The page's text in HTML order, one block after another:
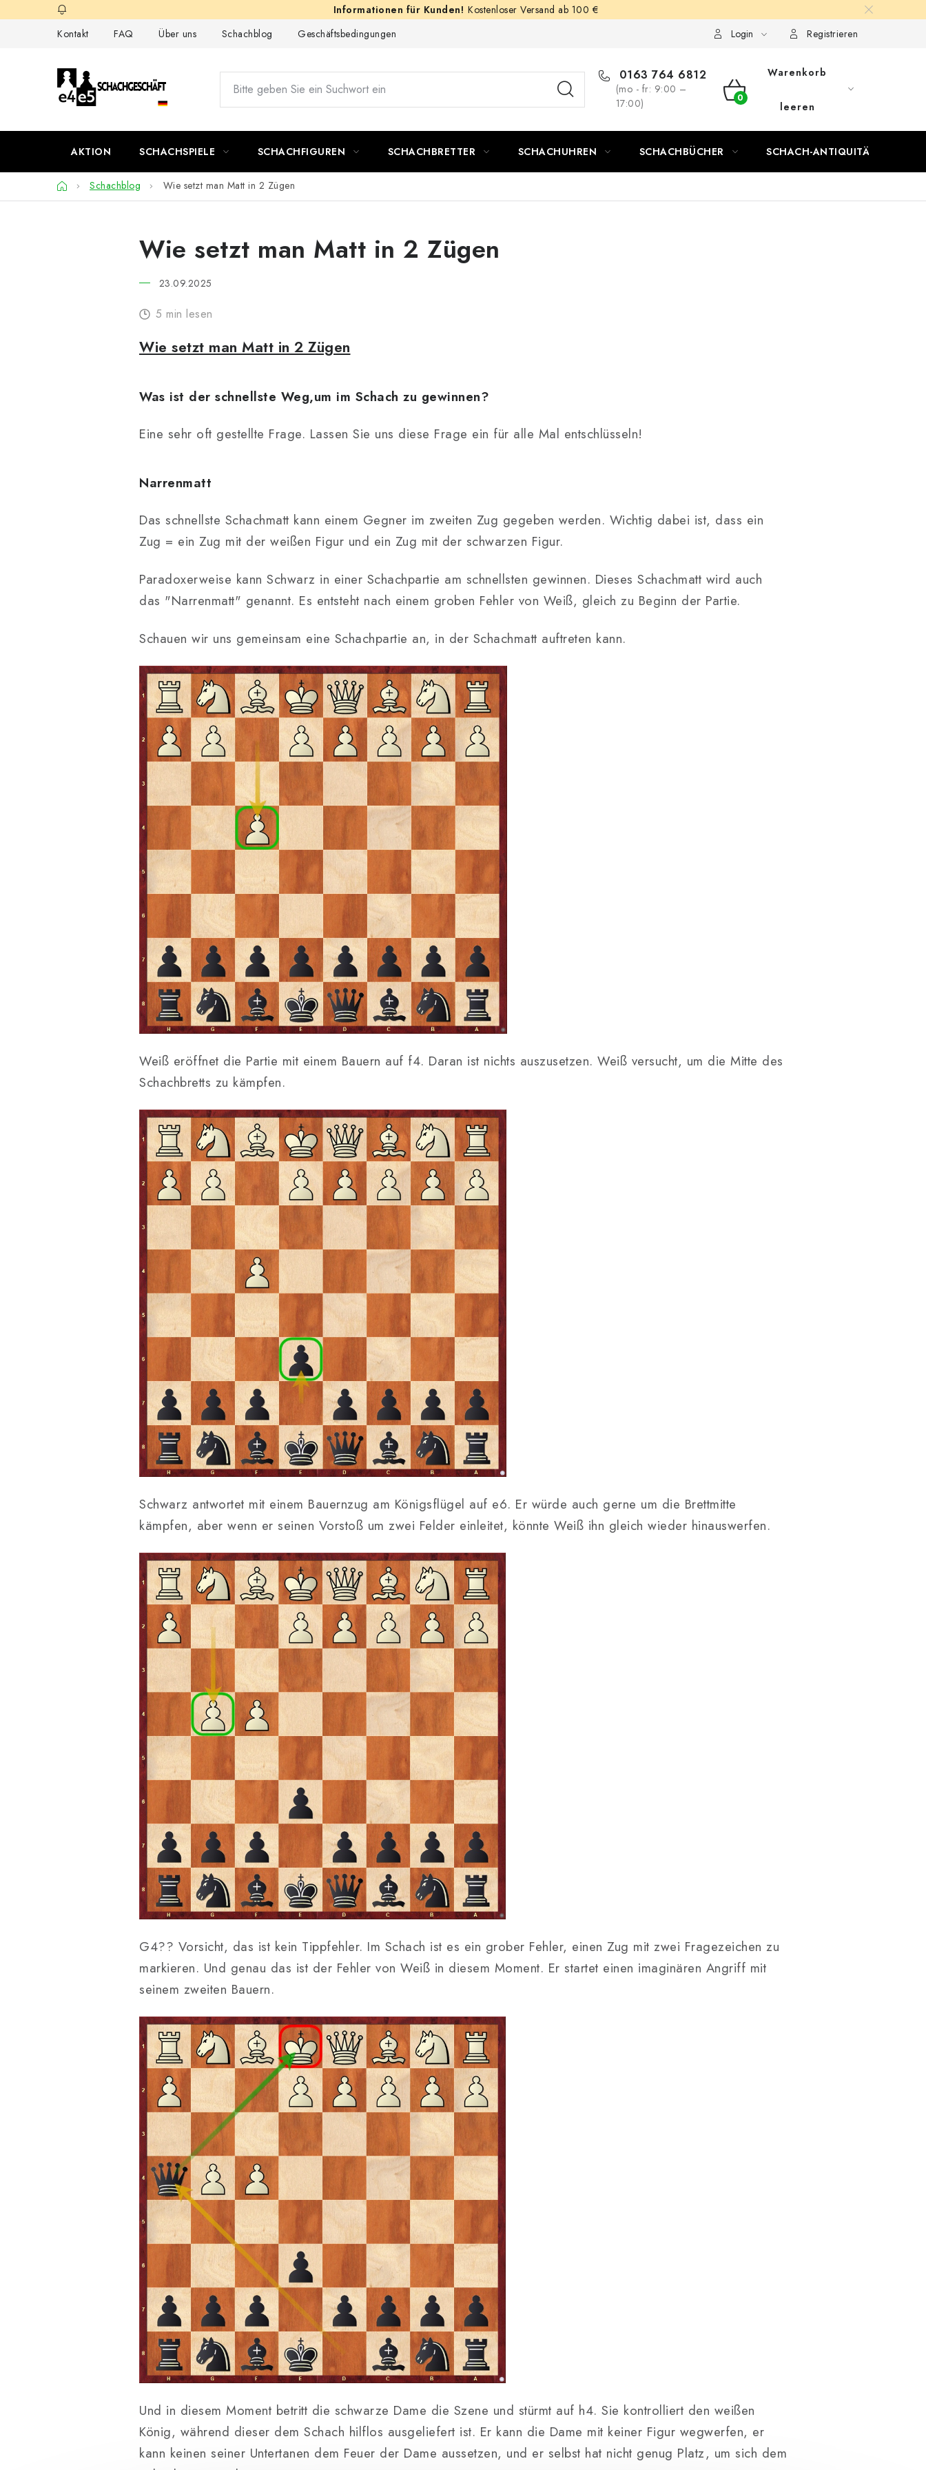
Inhalt
Kostenloser Versand ab 100 €
Kontakt
FAQ Über uns Schachblog Geschäftsbedingungen Login Registrieren
0163 764 6812
(mo - fr: 9:00 –
17:00)
WARENKORB
Warenkorb
leeren
AKTION SCHACHSPIELE SCHACHFIGUREN SCHACHBRETTER SCHACHUHREN SCHACHBÜCHER SCHACH-ANTIQUITÄTENLADEN
StartseiteSchachblog Wie setzt man Matt in 2 Zügen
Wie setzt man Matt in 2 Zügen
23.09.2025
5 min lesen
Wie setzt man Matt in 2 Zügen
Was ist der schnellste Weg,um im Schach zu gewinnen?
Eine sehr oft gestellte Frage. Lassen Sie uns diese Frage ein für alle Mal entschlüsseln!
Narrenmatt
Das schnellste Schachmatt kann einem Gegner im zweiten Zug gegeben werden. Wichtig dabei ist, dass ein
Zug = ein Zug mit der weißen Figur und ein Zug mit der schwarzen Figur.
Paradoxerweise kann Schwarz in einer Schachpartie am schnellsten gewinnen. Dieses Schachmatt wird auch
das "Narrenmatt" genannt. Es entsteht nach einem groben Fehler von Weiß, gleich zu Beginn der Partie.
Schauen wir uns gemeinsam eine Schachpartie an, in der Schachmatt auftreten kann.
Weiß eröffnet die Partie mit einem Bauern auf f4. Daran ist nichts auszusetzen. Weiß versucht, um die Mitte des
Schachbretts zu kämpfen.
Schwarz antwortet mit einem Bauernzug am Königsflügel auf e6. Er würde auch gerne um die Brettmitte
kämpfen, aber wenn er seinen Vorstoß um zwei Felder einleitet, könnte Weiß ihn gleich wieder hinauswerfen.
G4?? Vorsicht, das ist kein Tippfehler. Im Schach ist es ein grober Fehler, einen Zug mit zwei Fragezeichen zu
markieren. Und genau das ist der Fehler von Weiß in diesem Moment. Er startet einen imaginären Angriff mit
seinem zweiten Bauern.
Und in diesem Moment betritt die schwarze Dame die Szene und stürmt auf h4. Sie kontrolliert den weißen
König, während dieser dem Schach hilflos ausgeliefert ist. Er kann die Dame mit keiner Figur wegwerfen, er
kann keinen seiner Untertanen dem Feuer der Dame aussetzen, und er selbst hat nicht genug Platz, um sich dem